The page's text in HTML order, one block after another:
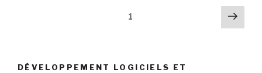
1
DÉVELOPPEMENT LOGICIELS ET